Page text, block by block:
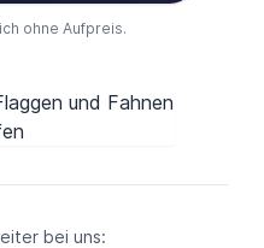
ohne Aufpreis.
bei uns: